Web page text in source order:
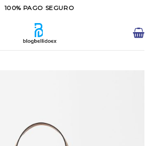
100% PAGO SEGURO